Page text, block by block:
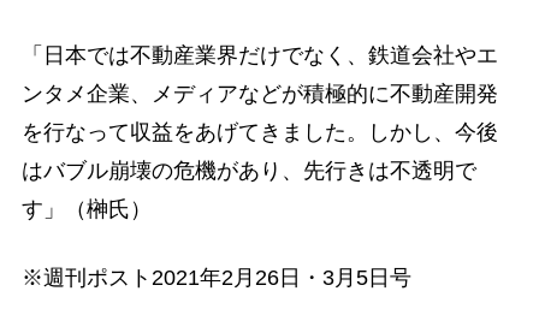
「日本では不動産業界だけでなく、鉄道会社やエ
ンタメ企業、メディアなどが積極的に不動産開発
を行なって収益をあげてきました。しかし、今後
はバブル崩壊の危機があり、先行きは不透明で
す」（榊氏）
※週刊ポスト2021年2月26日・3月5日号